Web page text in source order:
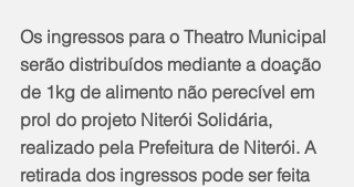
Os ingressos para o Theatro Municipal
serão distribuídos mediante a doação
de 1kg de alimento não perecível em
prol do projeto Niterói Solidária,
realizado pela Prefeitura de Niterói. A
retirada dos ingressos pode ser feita